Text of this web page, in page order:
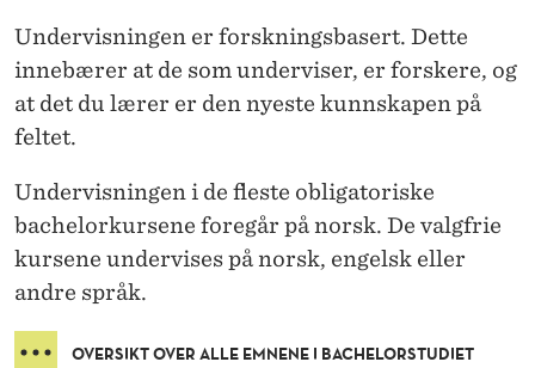
Undervisningen er forskningsbasert. Dette
innebærer at de som underviser, er forskere, og
at det du lærer er den nyeste kunnskapen på
feltet.
Undervisningen i de fleste obligatoriske
bachelorkursene foregår på norsk. De valgfrie
kursene undervises på norsk, engelsk eller
andre språk.
OVERSIKT OVER ALLE EMNENE I BACHELORSTUDIET